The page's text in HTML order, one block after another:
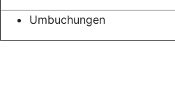
Umbuchungen